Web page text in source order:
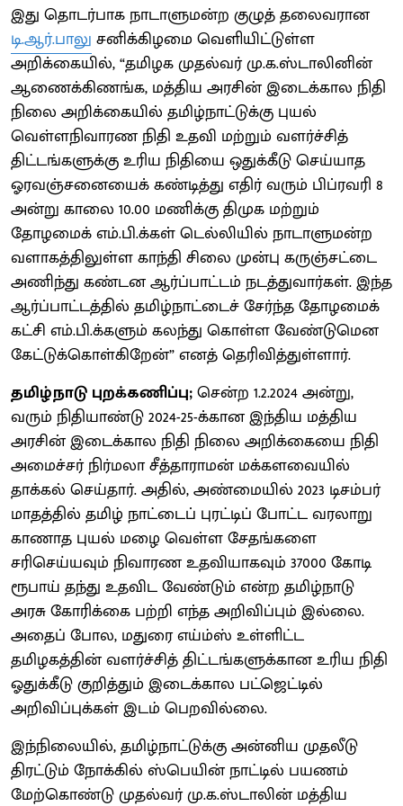
இது தொடர்பாக நாடாளுமன்ற குழுத் தலைவரான
டி.ஆர்.பாலு சனிக்கிழமை வெளியிட்டுள்ள
அறிக்கையில், “தமிழக முதல்வர் மு.க.ஸ்டாலினின்
ஆணைக்கிணங்க, மத்திய அரசின் இடைக்கால நிதி
நிலை அறிக்கையில் தமிழ்நாட்டுக்கு புயல்
வெள்ளநிவாரண நிதி உதவி மற்றும் வளர்ச்சித்
திட்டங்களுக்கு உரிய நிதியை ஒதுக்கீடு செய்யாத
ஓரவஞ்சனையைக் கண்டித்து எதிர் வரும் பிப்ரவரி 8
அன்று காலை 10.00 மணிக்கு திமுக மற்றும்
தோழமைக் எம்.பி.க்கள் டெல்லியில் நாடாளுமன்ற
வளாகத்திலுள்ள காந்தி சிலை முன்பு கருஞ்சட்டை
அணிந்து கண்டன ஆர்ப்பாட்டம் நடத்துவார்கள். இந்த
ஆர்ப்பாட்டத்தில் தமிழ்நாட்டைச் சேர்ந்த தோழமைக்
கட்சி எம்.பி.க்களும் கலந்து கொள்ள வேண்டுமென
கேட்டுக்கொள்கிறேன்” எனத் தெரிவித்துள்ளார்.
தமிழ்நாடு புறக்கணிப்பு;சென்ற 1.2.2024 அன்று,
வரும் நிதியாண்டு 2024-25-க்கான இந்திய மத்திய
அரசின் இடைக்கால நிதி நிலை அறிக்கையை நிதி
அமைச்சர் நிர்மலா சீத்தாராமன் மக்களவையில்
தாக்கல் செய்தார். அதில், அண்மையில் 2023 டிசம்பர்
மாதத்தில் தமிழ் நாட்டைப் புரட்டிப் போட்ட வரலாறு
காணாத புயல் மழை வெள்ள சேதங்களை
சரிசெய்யவும் நிவாரண உதவியாகவும் 37000 கோடி
ரூபாய் தந்து உதவிட வேண்டும் என்ற தமிழ்நாடு
அரசு கோரிக்கை பற்றி எந்த அறிவிப்பும் இல்லை.
அதைப் போல, மதுரை எய்ம்ஸ் உள்ளிட்ட
தமிழகத்தின் வளர்ச்சித் திட்டங்களுக்கான உரிய நிதி
ஓதுக்கீடு குறித்தும் இடைக்கால பட்ஜெட்டில்
அறிவிப்புக்கள் இடம் பெறவில்லை.
இந்நிலையில், தமிழ்நாட்டுக்கு அன்னிய முதலீடு
திரட்டும் நோக்கில் ஸ்பெயின் நாட்டில் பயணம்
மேற்கொண்டு முதல்வர் மு.க.ஸ்டாலின் மத்திய